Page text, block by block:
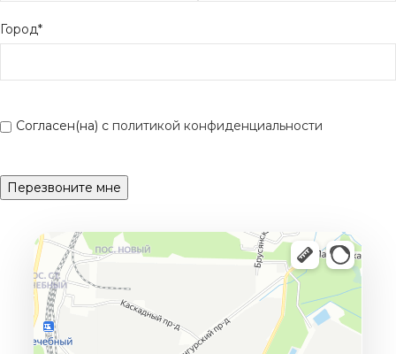
Город*
Согласен(на) с политикой конфиденциальности